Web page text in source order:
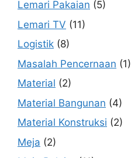
Lemari Pakaian (5)
Lemari TV (11)
Logistik (8)
Masalah Pencernaan (1)
Material (2)
Material Bangunan (4)
Material Konstruksi (2)
Meja (2)